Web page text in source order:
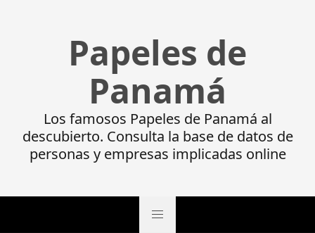
Papeles de
Panamá
Los famosos Papeles de Panamá al
descubierto. Consulta la base de datos de
personas y empresas implicadas online